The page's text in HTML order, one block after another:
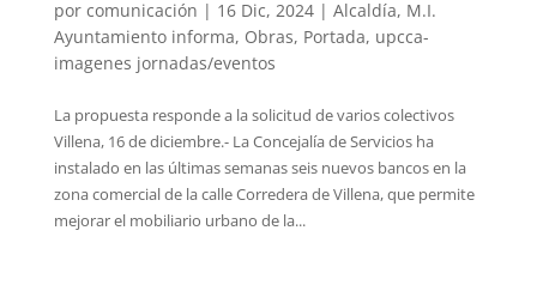
por comunicación | 16 Dic, 2024| Alcaldía, M.I.
Ayuntamiento informa, Obras, Portada, upcca-
imagenes jornadas/eventos
La propuesta responde a la solicitud de varios colectivos
Villena, 16 de diciembre.- La Concejalía de Servicios ha
instalado en las últimas semanas seis nuevos bancos en la
zona comercial de la calle Corredera de Villena, que permite
mejorar el mobiliario urbano de la...